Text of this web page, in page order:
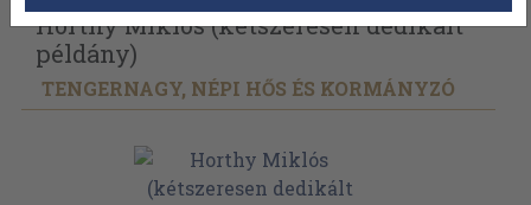
Horthy Miklós (kétszeresen dedikált
példány)
TENGERNAGY, NÉPI HŐS ÉS KORMÁNYZÓ